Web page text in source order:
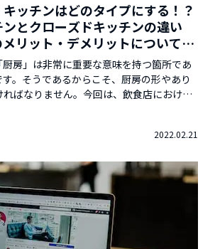
キッチンはどのタイプにする！？
とクローズドキッチンの違い
リット・デメリットについて解
房」は非常に重要な意味を持つ箇所であ
。そうであるからこそ、厨房の形やあり
ばなりません。今回は、飲食店における
、それぞれのメリットとデメリットにつ
。※この記事を書いているVector
営している株式会社ベクターホールディ
2022.02.21